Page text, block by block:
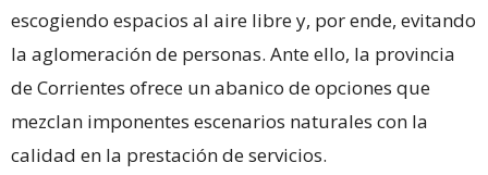
escogiendo espacios al aire libre y, por ende, evitando
la aglomeración de personas. Ante ello, la provincia
de Corrientes ofrece un abanico de opciones que
mezclan imponentes escenarios naturales con la
calidad en la prestación de servicios.